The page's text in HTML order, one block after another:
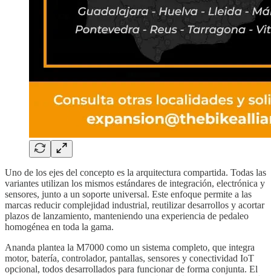
Uno de los ejes del concepto es la arquitectura compartida. Todas las
variantes utilizan los mismos estándares de integración, electrónica y
sensores, junto a un soporte universal. Este enfoque permite a las
marcas reducir complejidad industrial, reutilizar desarrollos y acortar
plazos de lanzamiento, manteniendo una experiencia de pedaleo
homogénea en toda la gama.
Ananda plantea la M7000 como un sistema completo, que integra
motor, batería, controlador, pantallas, sensores y conectividad IoT
opcional, todos desarrollados para funcionar de forma conjunta. El